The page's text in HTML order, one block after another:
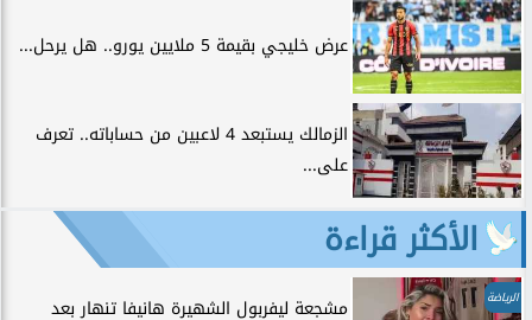
عرض خليجي بقيمة 5 ملايين يورو.. هل يرحل...
الزمالك يستبعد 4 لاعبين من حساباته.. تعرف
على...
الأكثر قراءة
الرياضة
مشجعة ليفربول الشهيرة هانيفا تنهار بعد